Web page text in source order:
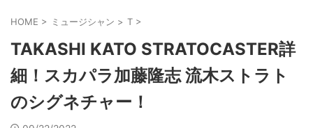
HOME > ミュージシャン > T >
TAKASHI KATO STRATOCASTER詳
細！スカパラ加藤隆志 流木ストラト
のシグネチャー！